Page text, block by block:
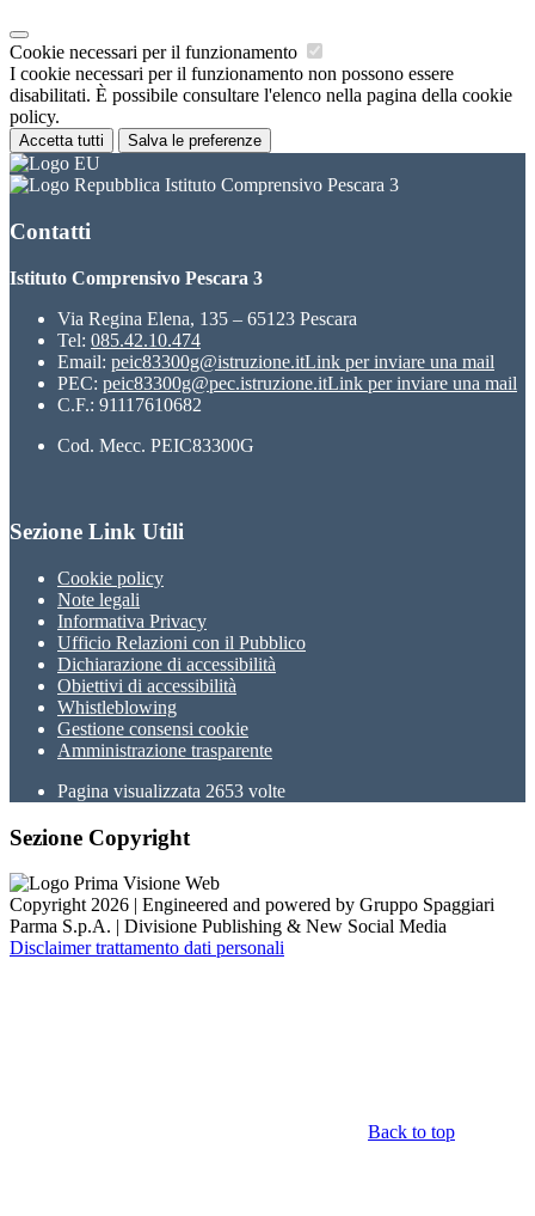
Cookie necessari per il funzionamento
I cookie necessari per il funzionamento non possono essere
disabilitati. È possibile consultare l'elenco nella pagina della cookie
policy.
Accetta tutti Salva le preferenze
Istituto Comprensivo Pescara 3
Contatti
Istituto Comprensivo Pescara 3
Via Regina Elena, 135 – 65123 Pescara
Tel: 085.42.10.474
Email: peic83300g@istruzione.itLink per inviare una mail
PEC: peic83300g@pec.istruzione.itLink per inviare una mail
C.F.: 91117610682
Cod. Mecc. PEIC83300G
Sezione Link Utili
Cookie policy
Note legali
Informativa Privacy
Ufficio Relazioni con il Pubblico
Dichiarazione di accessibilità
Obiettivi di accessibilità
Whistleblowing
Gestione consensi cookie
Amministrazione trasparente
Pagina visualizzata 2653 volte
Sezione Copyright
Copyright 2026 | Engineered and powered by Gruppo Spaggiari
Parma S.p.A. | Divisione Publishing & New Social Media
Disclaimer trattamento dati personali
Back to top